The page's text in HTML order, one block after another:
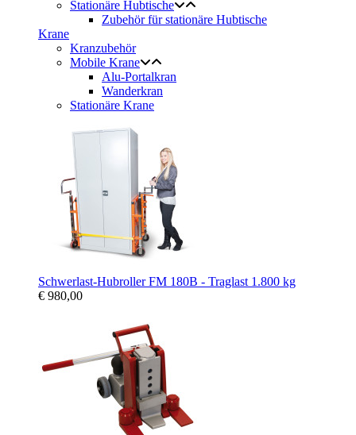
Stationäre Hubtische
Zubehör für stationäre Hubtische
Krane
Kranzubehör
Mobile Krane
Alu-Portalkran
Wanderkran
Stationäre Krane
Schwerlast-Hubroller FM 180B - Traglast 1.800 kg
€ 980,00